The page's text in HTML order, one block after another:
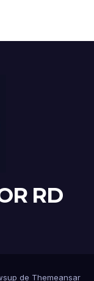
RD
de Themeansar